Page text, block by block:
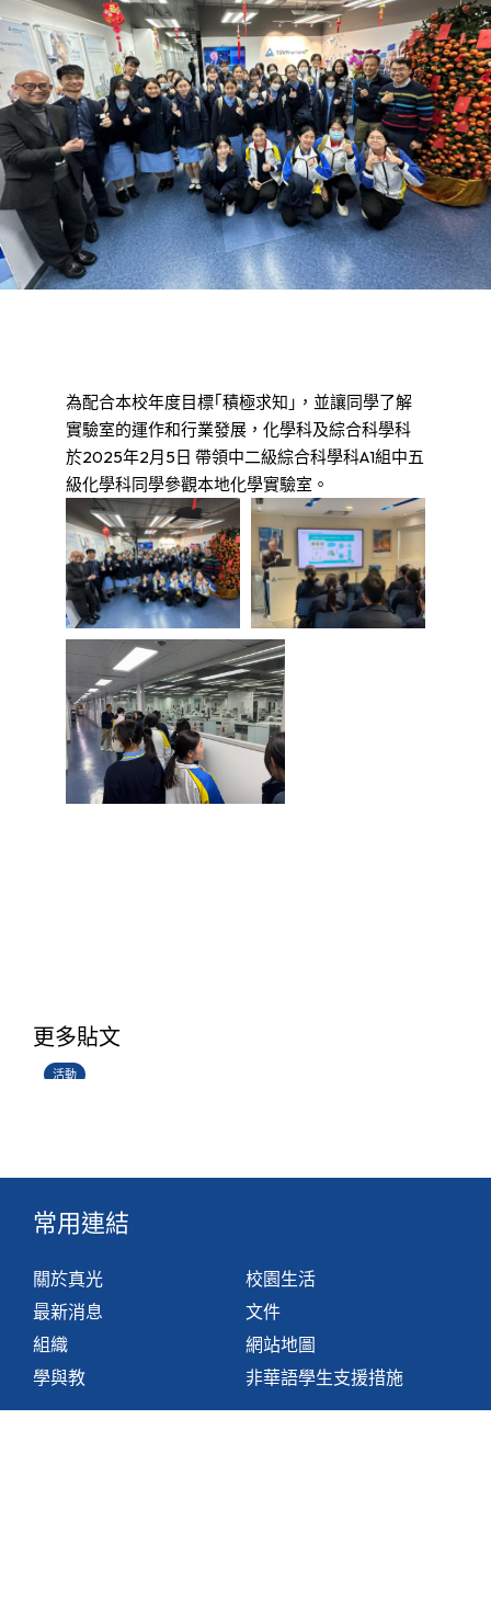
為配合本校年度目標｢積極求知｣，並讓同學了解
實驗室的運作和行業發展，化學科及綜合科學科
於2025年2月5日 帶領中二級綜合科學科A1組中五
級化學科同學參觀本地化學實驗室。
更多貼文
活動
28/06/2026
常用連結
關於真光
最新消息
組織
學與教
校園生活
文件
網站地圖
非華語學生支援措施